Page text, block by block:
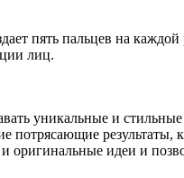
пять пальцев на
лиц.
уникальные и
потрясающие
идеи и